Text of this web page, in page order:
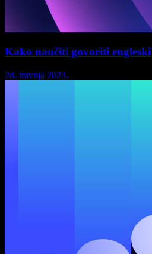
Kako naučiti govoriti engleski
28. travnja 2023.